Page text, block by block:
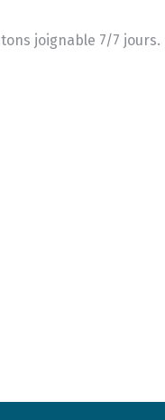
joignable 7/7 jours.